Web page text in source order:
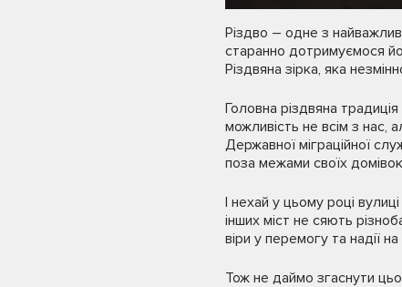
Різдво – одне з
старанно дотримуємося
Різдвяна зірка, яка
Головна різдвяна
можливість не всім з нас,
Державної міграційної
поза межами своїх
І нехай у цьому році
інших міст не сяють
віри у перемогу та надії
Тож не даймо згаснути